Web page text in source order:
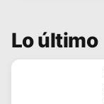
Lo último